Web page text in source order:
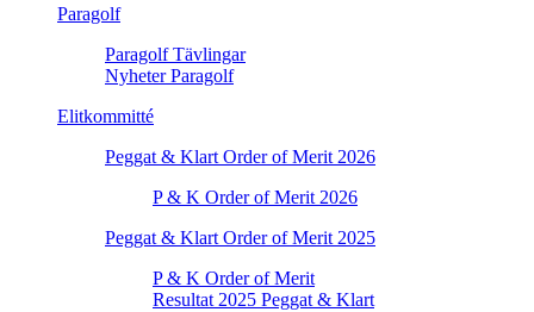
Paragolf
Paragolf Tävlingar
Nyheter Paragolf
Elitkommitté
Peggat & Klart Order of Merit 2026
P & K Order of Merit 2026
Peggat & Klart Order of Merit 2025
P & K Order of Merit
Resultat 2025 Peggat & Klart